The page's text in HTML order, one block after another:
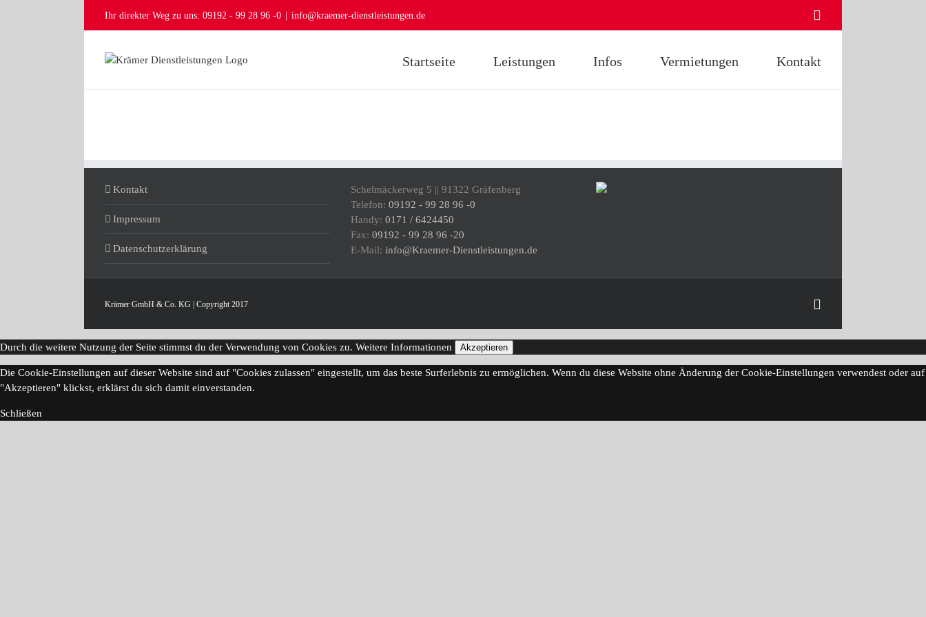
Ihr direkter Weg zu uns: 09192 - 99 28 96 -0 | info@kraemer-dienstleistungen.de
Startseite Leistungen Infos Vermietungen Kontakt
Kontakt
Impressum
Datenschutzerklärung
Schelmäckerweg 5 || 91322 Gräfenberg
Telefon: 09192 - 99 28 96 -0
Handy: 0171 / 6424450
Fax: 09192 - 99 28 96 -20
E-Mail: info@Kraemer-Dienstleistungen.de
Krämer GmbH & Co. KG | Copyright 2017
Durch die weitere Nutzung der Seite stimmst du der Verwendung von Cookies zu. Weitere Informationen Akzeptieren
Die Cookie-Einstellungen auf dieser Website sind auf "Cookies zulassen" eingestellt, um das beste Surferlebnis zu ermöglichen. Wenn du diese Website ohne Änderung der Cookie-Einstellungen verwendest oder auf
"Akzeptieren" klickst, erklärst du sich damit einverstanden.
Schließen